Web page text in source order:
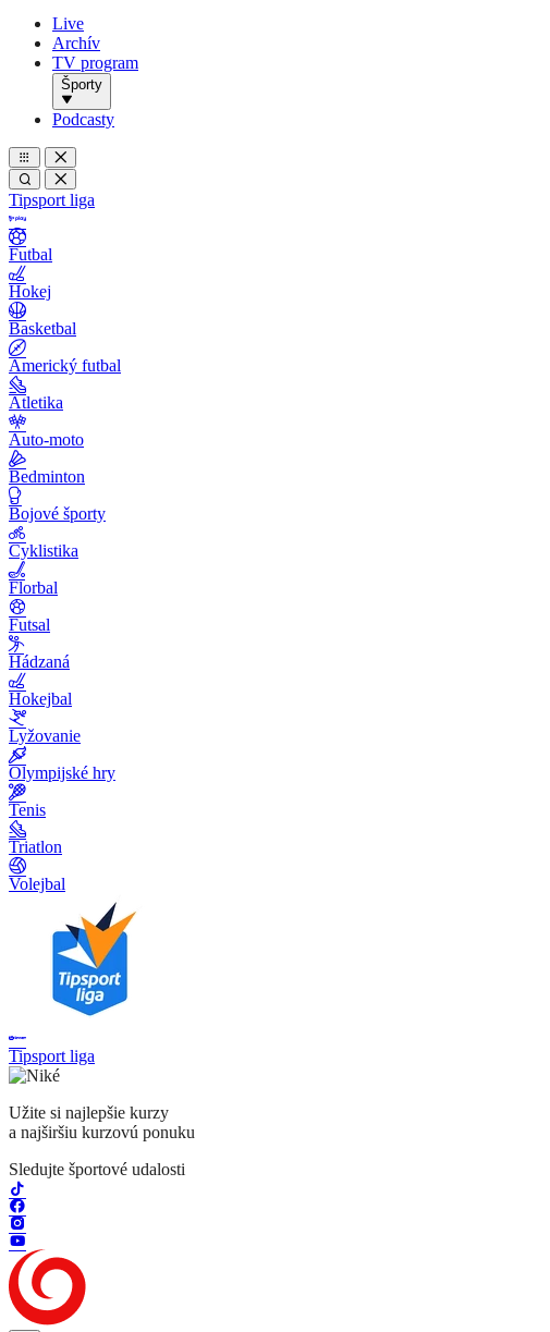
Live
Archív
TV program
Športy
Podcasty
Tipsport liga
Futbal
Hokej
Basketbal
Americký futbal
Atletika
Auto-moto
Bedminton
Bojové športy
Cyklistika
Florbal
Futsal
Hádzaná
Hokejbal
Lyžovanie
Olympijské hry
Tenis
Triatlon
Volejbal
Tipsport liga
Užite si najlepšie kurzy
a najširšiu kurzovú ponuku
Sledujte športové udalosti